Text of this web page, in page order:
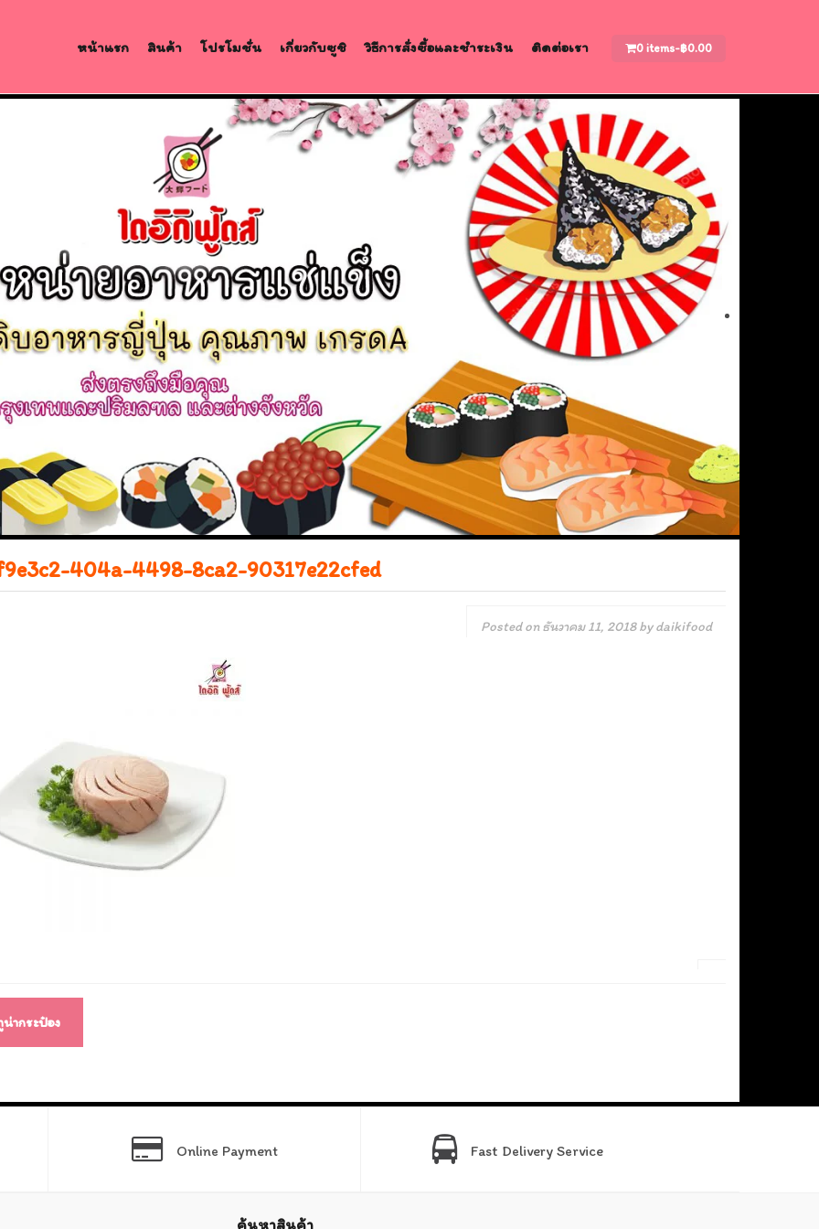
หน้าแรก สินค้า โปรโมชั่น เกี่ยวกับซูชิ วิธีการสั่งซื้อและชำระเงิน ติดต่อเรา 0 items-฿0.00
404a-4498-8ca2-90317e22cfed
Posted onธันวาคม 11, 2018bydaikifood
ากระป๋อง
Online Payment Fast Delivery Service
ค้นหาสินค้า